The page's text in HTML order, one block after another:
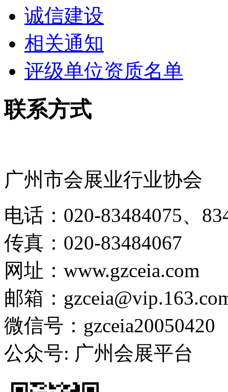
诚信建设
相关通知
评级单位资质名单
联系方式
广州市会展业行业协会
电话：020-83484075、
传真：020-83484067
网址：www.gzceia.com
邮箱：
微信号：gzceia20050420
公众号: 广州会展平台